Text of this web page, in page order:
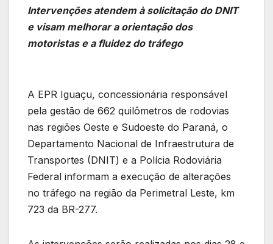
Intervenções atendem à solicitação do DNIT
e visam melhorar a orientação dos
motoristas e a fluidez do tráfego
A EPR Iguaçu, concessionária responsável
pela gestão de 662 quilômetros de rodovias
nas regiões Oeste e Sudoeste do Paraná, o
Departamento Nacional de Infraestrutura de
Transportes (DNIT) e a Polícia Rodoviária
Federal informam a execução de alterações
no tráfego na região da Perimetral Leste, km
723 da BR-277.